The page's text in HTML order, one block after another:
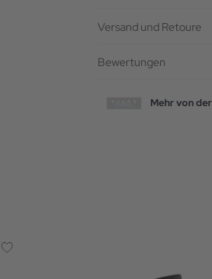
Versand und Retoure
Bewertungen
Mehr von